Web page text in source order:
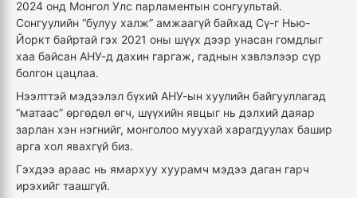
2024 онд Монгол Улс парламентын сонгуультай.
Сонгуулийн “булуу халж” амжаагүй байхад Сү-г Нью-
Йоркт байртай гэх 2021 оны шүүх дээр унасан гомдлыг
хаа байсан АНУ-д дахин гаргаж, гаднын хэвлэлээр сүр
болгон цацлаа.
Нээлттэй мэдээлэл бүхий АНУ-ын хуулийн байгууллагад
“матаас” өргөдөл өгч, шүүхийн явцыг нь дэлхий даяар
зарлан хэн нэгнийг, монголоо муухай харагдуулах башир
арга хол явахгүй биз.
Гэхдээ араас нь ямархуу хуурамч мэдээ даган гарч
ирэхийг таашгүй.